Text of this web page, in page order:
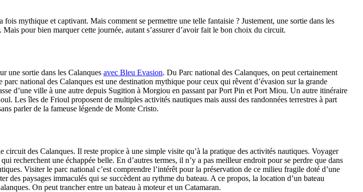
mythique et captivant. Mais comment se permettre une telle fantaisie ? Justement, une sortie dans les
pour bien marquer cette journée, autant s’assurer d’avoir fait le bon choix du circuit.
une sortie dans les Calanques avec Bleu Evasion. Du Parc national des Calanques, on peut certainement
national des Calanques est une destination mythique pour ceux qui rêvent d’évasion sur la grande
d’une ville à une autre depuis Sugition à Morgiou en passant par Port Pin et Port Miou. Un autre itinéraire
Les îles de Frioul proposent de multiples activités nautiques mais aussi des randonnées terrestres à part
parler de la fameuse légende de Monte Cristo.
des Calanques. Il reste propice à une simple visite qu’à la pratique des activités nautiques. Voyager
une échappée belle. En d’autres termes, il n’y a pas meilleur endroit pour se perdre que dans
Visiter le parc national c’est comprendre l’intérêt pour la préservation de ce milieu fragile doté d’une
paysages immaculés qui se succèdent au rythme du bateau. A ce propos, la location d’un bateau
On peut trancher entre un bateau à moteur et un Catamaran.